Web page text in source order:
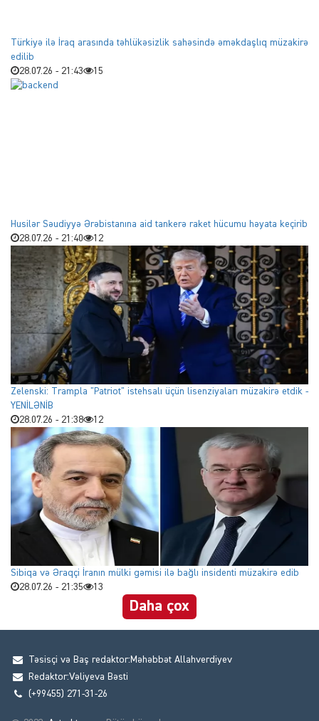
Türkiyə ilə İraq arasında təhlükəsizlik sahəsində əməkdaşlıq müzakirə
edilib
28.07.26 - 21:43
15
Husilər Səudiyyə Ərəbistanına aid tankerə raket hücumu həyata keçirib
28.07.26 - 21:40
12
Zelenski: Trampla "Patriot" istehsalı üçün lisenziyaları müzakirə etdik -
YENİLƏNİB
28.07.26 - 21:38
12
Sibiqa və Əraqçi İranın mülki gəmisi ilə bağlı insidenti müzakirə edib
28.07.26 - 21:35
13
Daha çox
Təsisçi və Baş redaktor:Məhəbbət Allahverdiyev
Redaktor:Vəliyeva Bəsti
(+99455) 271-31-26